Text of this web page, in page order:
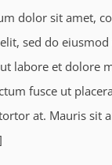
dolor sit amet,
sed do
labore et dolore
fusce ut
at. Mauris sit